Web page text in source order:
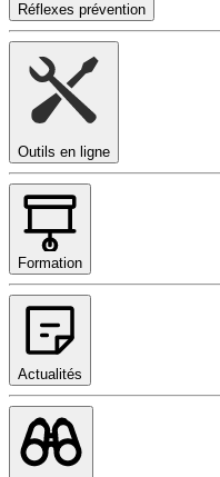
Réflexes prévention
Outils en ligne
Formation
Actualités